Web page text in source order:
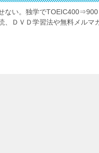
ない。独学で
、ＤＶＤ学習法や無料メルマ